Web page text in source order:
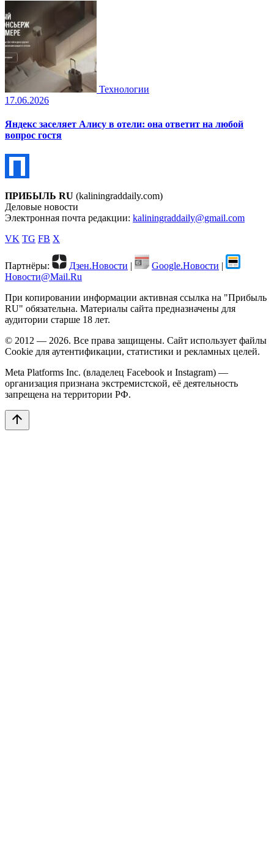
Технологии
17.06.2026
Яндекс заселяет Алису в отели: она ответит на любой
вопрос гостя
ПРИБЫЛЬ RU (kaliningraddaily.com)
Деловые новости
Электронная почта редакции: kaliningraddaily@gmail.com
VK TG FB X
Партнёры: Дзен.Новости | Google.Новости |
Новости@Mail.Ru
При копировании информации активная ссылка на "Прибыль
RU" обязательна. Материалы сайта предназначены для
аудитории старше 18 лет.
© 2012 — 2026. Все права защищены. Сайт использует файлы
Cookie для аутентификации, статистики и рекламных целей.
Meta Platforms Inc. (владелец Facebook и Instagram) —
организация признана экстремистской, её деятельность
запрещена на территории РФ.
arrow_upward